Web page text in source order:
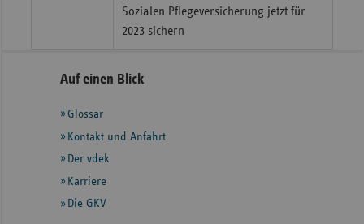
Sozialen Pflegeversicherung jetzt für
2023 sichern
Seitennavigation
Seitenleiste
weiteren
Informationen
Auf einen Blick
Glossar
Kontakt und Anfahrt
Der vdek
Karriere
Die GKV